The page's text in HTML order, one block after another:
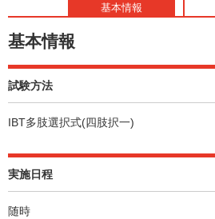
基本情報
基本情報
試験方法
IBT多肢選択式(四肢択一)
実施日程
随時